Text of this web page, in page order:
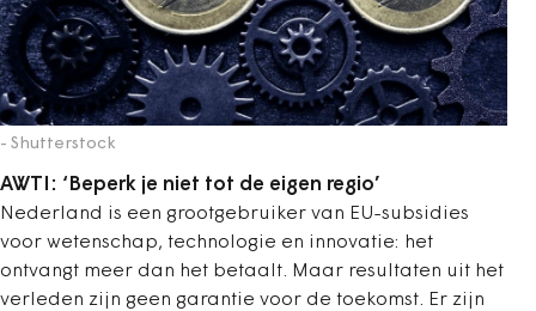
- Shutterstock
AWTI: ‘Beperk je niet tot de eigen regio’
Nederland is een grootgebruiker van EU-subsidies
voor wetenschap, technologie en innovatie: het
ontvangt meer dan het betaalt. Maar resultaten uit het
verleden zijn geen garantie voor de toekomst. Er zijn